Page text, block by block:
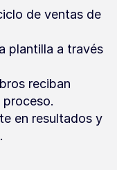
de ventas de
plantilla a través
reciban
en resultados y